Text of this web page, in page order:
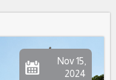
Nov 15,
2024